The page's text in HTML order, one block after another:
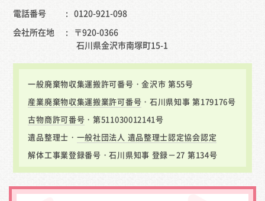
電話番号
0120-921-098
会社所在地
〒920-0366
石川県金沢市南塚町15-1
一般廃棄物収集運搬許可番号・金沢市 第55号
産業廃棄物収集運搬業許可番号 ・石川県知事 第179176号
古物商許可番号 ・第511030012141号
遺品整理士・ 一般社団法人 遺品整理士認定協会認定
解体工事業登録番号・石川県知事 登録－27 第134号